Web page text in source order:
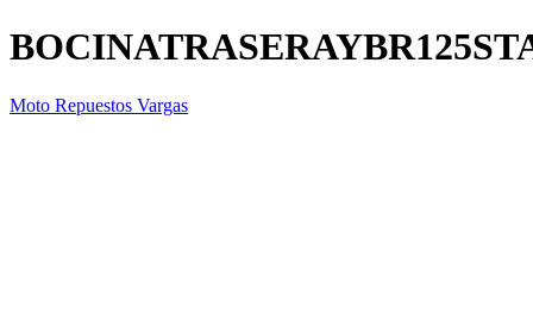
Moto Repuestos Vargas